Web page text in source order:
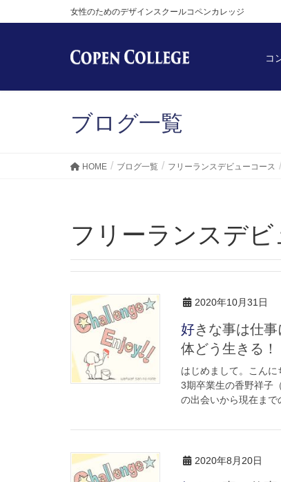
女性のためのデザインスクールコペンカレッジ
コ
ブログ一覧
HOME ブログ一覧 フリーランスデビューコース
フリーランスデ
2020年10月31日
好きな事は仕事になるのか！？アラフォー独身女性、これから一
体どう生きる
はじめまして。こん
3期卒業生の香野祥子
の出会いから現在ま
2020年8月20日